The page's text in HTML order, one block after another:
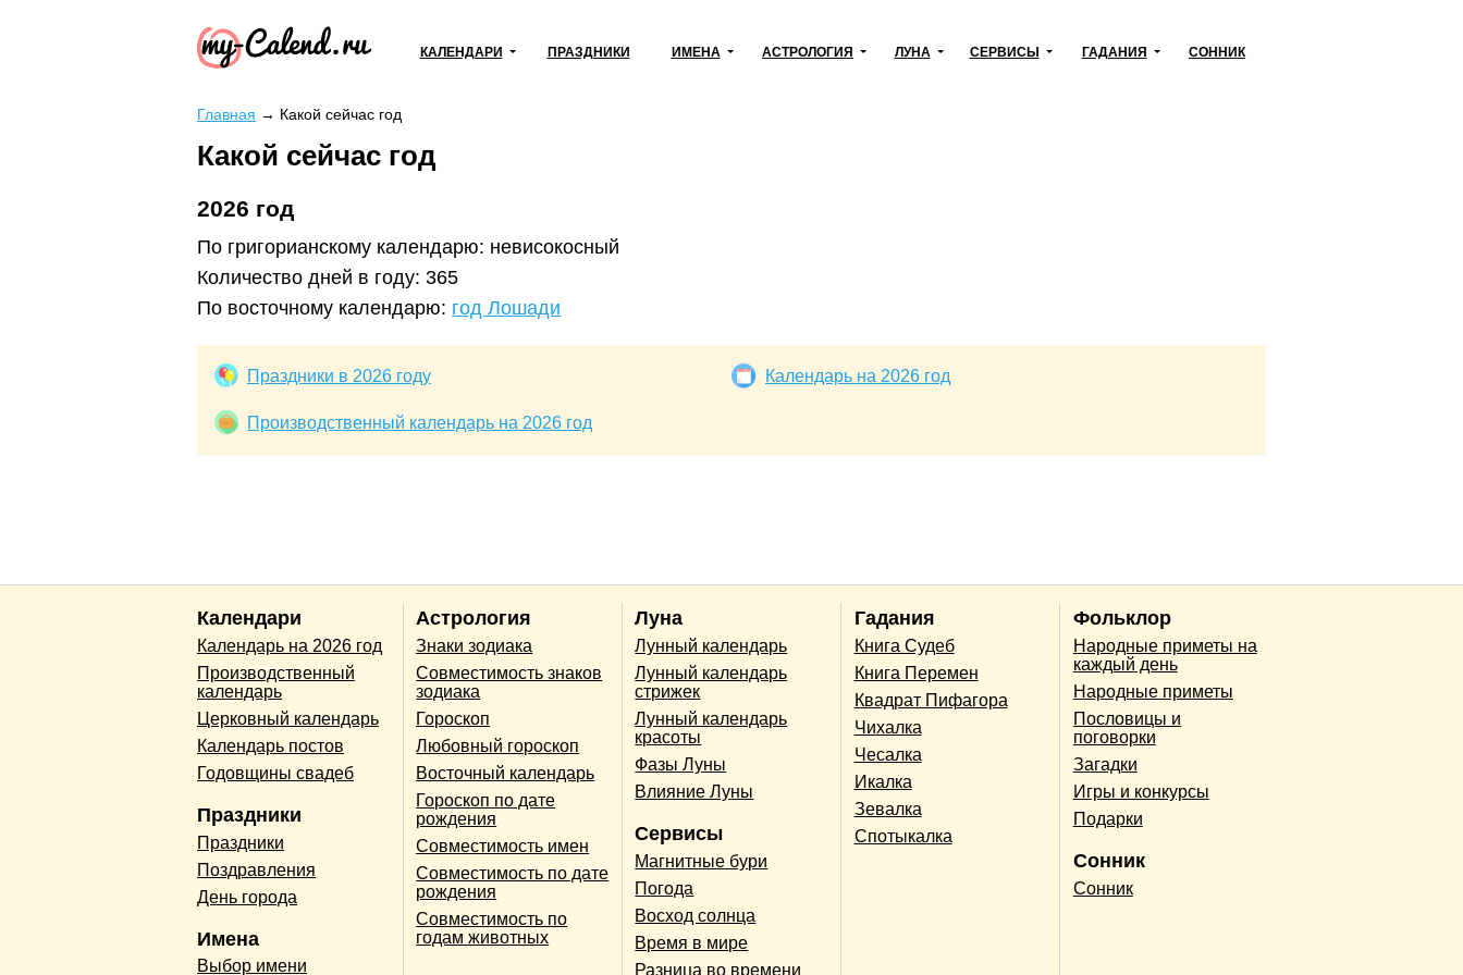
КАЛЕНДАРИ ПРАЗДНИКИ ИМЕНА АСТРОЛОГИЯ ЛУНА СЕРВИСЫ ГАДАНИЯ СОННИК
Главная → Какой сейчас год
Какой сейчас год
2026 год
По григорианскому календарю: невисокосный
Количество дней в году: 365
По восточному календарю: год Лошади
Праздники в 2026 году Календарь на 2026 год
Производственный календарь на 2026 год
Календари
Календарь на 2026 год
Производственный
календарь
Церковный календарь
Календарь постов
Годовщины свадеб
Праздники
Праздники
Поздравления
День города
Имена
Выбор имени
Астрология
Знаки зодиака
Совместимость знаков
зодиака
Гороскоп
Любовный гороскоп
Восточный календарь
Гороскоп по дате
рождения
Совместимость имен
Совместимость по дате
рождения
Совместимость по
годам животных
Луна
Лунный календарь
Лунный календарь
стрижек
Лунный календарь
красоты
Фазы Луны
Влияние Луны
Сервисы
Магнитные бури
Погода
Восход солнца
Время в мире
Разница во времени
Гадания
Книга Судеб
Книга Перемен
Квадрат Пифагора
Чихалка
Чесалка
Икалка
Зевалка
Спотыкалка
Фольклор
Народные приметы на
каждый день
Народные приметы
Пословицы и
поговорки
Загадки
Игры и конкурсы
Подарки
Сонник
Сонник